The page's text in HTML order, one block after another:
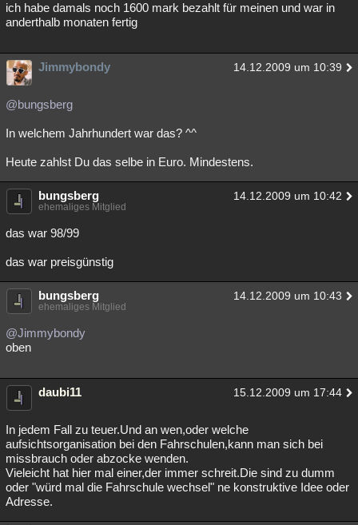
ich habe damals noch 1600 mark bezahlt für meinen und war in
anderthalb monaten fertig
Jimmybondy 14.12.2009 um 10:39
@bungsberg
In welchem Jahrhundert war das? ^^
Heute zahlst Du das selbe in Euro. Mindestens.
bungsberg 14.12.2009 um 10:42
ehemaliges Mitglied
das war 98/99
das war preisgünstig
bungsberg 14.12.2009 um 10:43
ehemaliges Mitglied
@Jimmybondy
oben
daubi11 15.12.2009 um 17:44
In jedem Fall zu teuer.Und an wen,oder welche
aufsichtsorganisation bei den Fahrschulen,kann man sich bei
missbrauch oder abzocke wenden.
Vieleicht hat hier mal einer,der immer schreit.Die sind zu dumm
oder "würd mal die Fahrschule wechsel" ne konstruktive Idee oder
Adresse.